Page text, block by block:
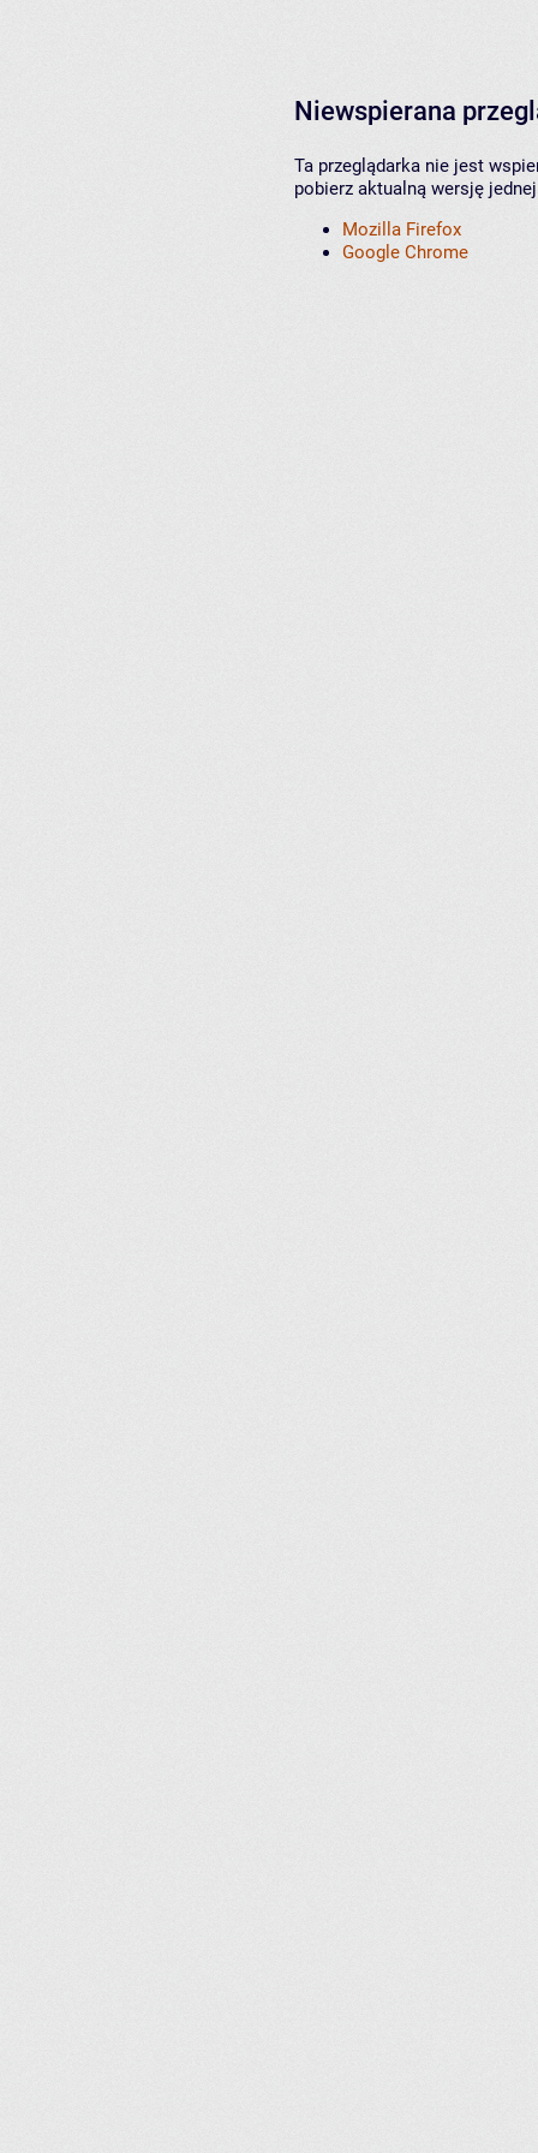
Niewspierana
Ta przeglądarka nie jest
pobierz aktualną wersję
Mozilla Firefox
Google Chrome